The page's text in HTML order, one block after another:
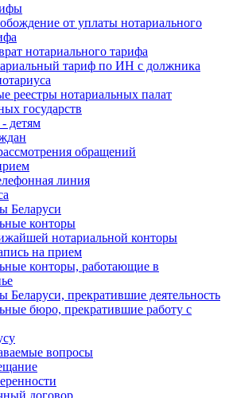
от уплаты нотариального
нотариального тарифа
тариф по ИН с должника
реестры нотариальных палат
государств
детям
обращений
линия
Беларуси
конторы
нотариальной конторы
на прием
конторы, работающие в
Беларуси, прекратившие деятельность
бюро, прекратившие работу с
вопросы
договор